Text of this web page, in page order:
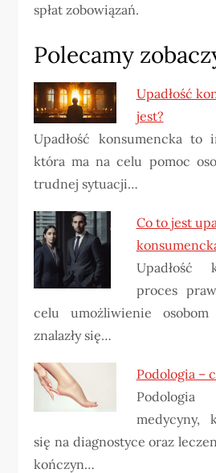
spłat zobowiązań.
Polecamy
Upadłość
jest?
Upadłość konsumencka to
która ma na celu pomoc
trudnej sytuacji…
Co to jest
Upadłość
proces
celu umożliwienie
znalazły się…
Podologia –
medycyny,
się na diagnostyce oraz
kończyn…